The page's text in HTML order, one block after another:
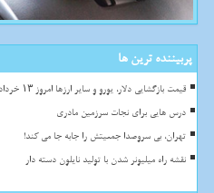
پربیننده ترین ها
قیمت بازگشایی دلار، یورو و سایر ارزها امروز ۱۳ خرداد ۱۴۰۵ به همراه جدول
درس هایی برای نجات سرزمین مادری
تهران، بی سروصدا جمعیتش را جابه جا می کند!
نقشه راه میلیونر شدن با تولید نایلون دسته دار